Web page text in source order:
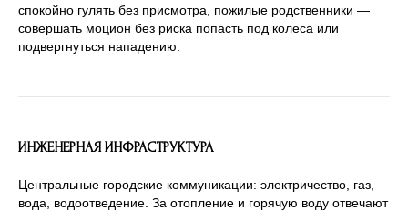
спокойно гулять без присмотра, пожилые родственники —
совершать моцион без риска попасть под колеса или
подвергнуться нападению.
ИНЖЕНЕРНАЯ ИНФРАСТРУКТУРА
Центральные городские коммуникации: электричество, газ,
вода, водоотведение. За отопление и горячую воду отвечают